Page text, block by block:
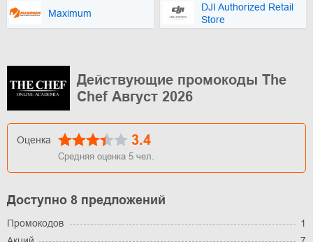
Maximum
DJI Authorized Retail
Store
Действующие промокоды The
Chef Август 2026
Оценка 3.4
Средняя оценка 5 чел.
Доступно 8 предложений
Промокодов
1